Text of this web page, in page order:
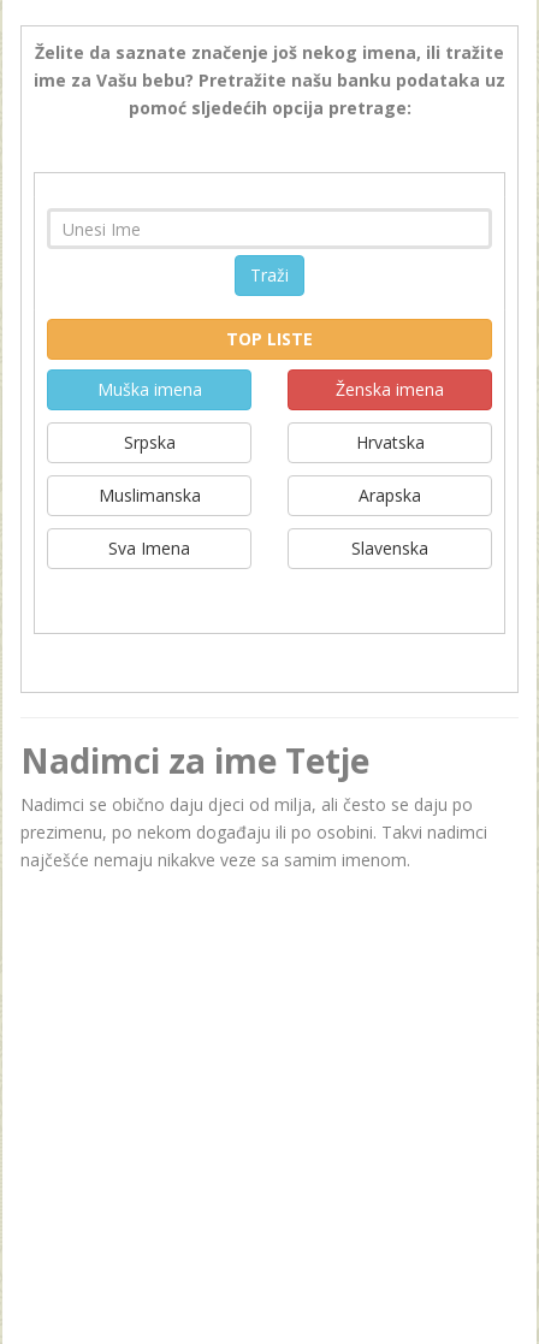
Želite da saznate značenje još nekog imena, ili tražite
ime za Vašu bebu? Pretražite našu banku podataka uz
pomoć sljedećih opcija pretrage:
Traži
TOP LISTE
Muška imena Ženska imena
Srpska Hrvatska
Muslimanska Arapska
Sva Imena Slavenska
Nadimci za ime Tetje
Nadimci se obično daju djeci od milja, ali često se daju po
prezimenu, po nekom događaju ili po osobini. Takvi nadimci
najčešće nemaju nikakve veze sa samim imenom.